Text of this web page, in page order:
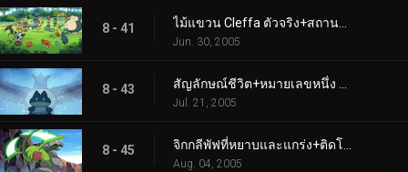
8 - 41
Jun. 30, 2005
8 - 43
Jul. 21, 2005
8 - 45
Aug. 04, 2005